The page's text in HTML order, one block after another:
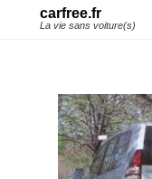
carfree.fr
La vie sans voiture(s)